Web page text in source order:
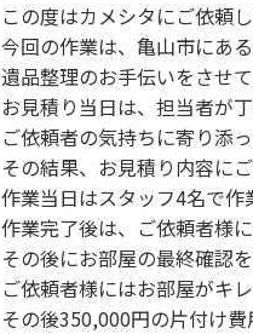
この度はカメシタにご依頼
今回の作業は、亀山市にあ
遺品整理のお手伝いをさせて
お見積り当日は、担当者が
ご依頼者の気持ちに寄り添
その結果、お見積り内容に
作業当日はスタッフ4名で作
作業完了後は、ご依頼者様
その後にお部屋の最終確認
ご依頼者様にはお部屋がキ
その後350,000円の片付け